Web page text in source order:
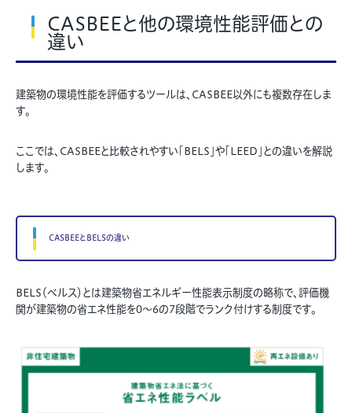
CASBEEと他の環境性能評価との
違い
建築物の環境性能を評価するツールは、CASBEE以外にも複数存在しま
す。
ここでは、CASBEEと比較されやすい「BELS」や「LEED」との違いを解説
します。
CASBEEとBELSの違い
BELS（ベルス）とは建築物省エネルギー性能表示制度の略称で、評価機
関が建築物の省エネ性能を0～6の7段階でランク付けする制度です。